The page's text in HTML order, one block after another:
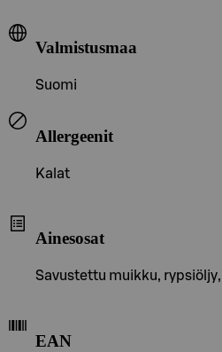
Valmistusmaa
Suomi
Allergeenit
Kalat
Ainesosat
Savustettu muikku, rypsiöljy,
EAN